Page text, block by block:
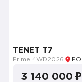
TENET T7
Prime 4WD2026
3 140 000 ₽